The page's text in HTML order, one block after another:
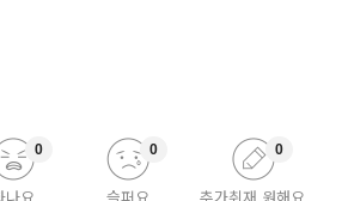
0 0 0